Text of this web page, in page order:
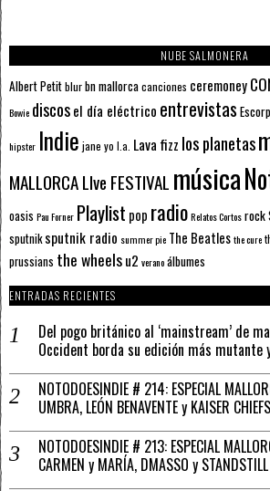
NUBE SALMONERA
Albert Petitblurbn mallorcacanciones ceremoney
Bowie discosel día eléctrico entrevistas
hipster Indie jane yo l.a. Lava fizz los planetas
MALLORCA LIve FESTIVAL música
oasis Pau Forner Playlist pop radioRelatos Cortosrock
sputnik sputnik radio summer pie The Beatlesthe cure
prussians the wheelsu2 veranoálbumes
ENTRADAS RECIENTES
Del pogo británico al ‘mainstream’ de
Occident borda su edición más mutante
NOTODOESINDIE # 214: ESPECIAL
UMBRA, LEÓN BENAVENTE y KAISER CHIEFS
NOTODOESINDIE # 213: ESPECIAL
CARMEN y MARÍA, DMASSO y STANDSTILL